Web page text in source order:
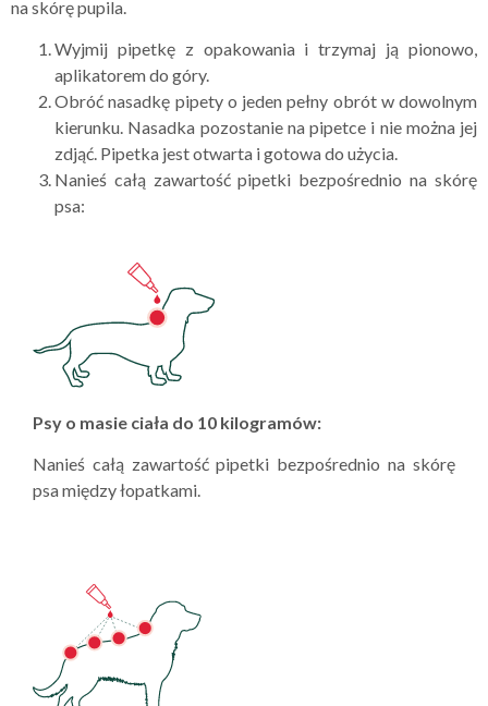
na skórę pupila.
Wyjmij pipetkę z opakowania i trzymaj ją pionowo,
aplikatorem do góry.
Obróć nasadkę pipety o jeden pełny obrót w dowolnym
kierunku. Nasadka pozostanie na pipetce i nie można jej
zdjąć. Pipetka jest otwarta i gotowa do użycia.
Nanieś całą zawartość pipetki bezpośrednio na skórę
psa:
Psy o masie ciała do 10 kilogramów:
Nanieś całą zawartość pipetki bezpośrednio na skórę
psa między łopatkami.